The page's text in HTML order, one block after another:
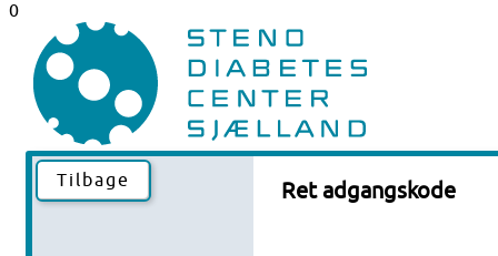
0
Tilbage Ret adgangskode